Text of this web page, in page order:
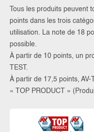
Tous les produits peuvent
points dans les trois
utilisation. La note de 18
possible.
À partir de 10 points, un
TEST.
À partir de 17,5 points,
« TOP PRODUCT »